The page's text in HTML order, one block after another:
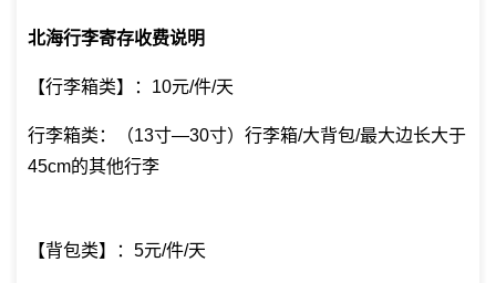
北海行李寄存收费说明
【行李箱类】：10元/件/天
行李箱类：（13寸—30寸）行李箱/大背包/最大边长大于
45cm的其他行李
【背包类】：5元/件/天